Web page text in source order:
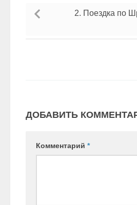
2. Поездка по
ДОБАВИТЬ
Комментарий *